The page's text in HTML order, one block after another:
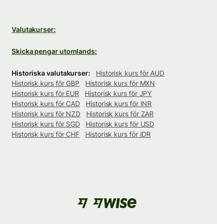
Valutakurser:
Skicka pengar utomlands:
Historiska valutakurser:
Historisk kurs för AUD
Historisk kurs för GBP
Historisk kurs för MXN
Historisk kurs för EUR
Historisk kurs för JPY
Historisk kurs för CAD
Historisk kurs för INR
Historisk kurs för NZD
Historisk kurs för ZAR
Historisk kurs för SGD
Historisk kurs för USD
Historisk kurs för CHF
Historisk kurs för IDR